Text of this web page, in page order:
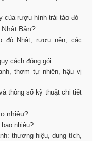
của rượu hình trái táo đỏ
Bản?
đỏ Nhật, rượu nền, các
cách đóng gói
thơm tự nhiên, hậu vị
thông số kỹ thuật chi tiết
nhiêu?
nhiêu?
thương hiệu, dung tích,